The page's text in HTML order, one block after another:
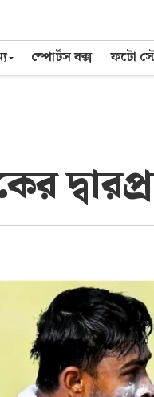
স্পোর্টস বক্স ফটো